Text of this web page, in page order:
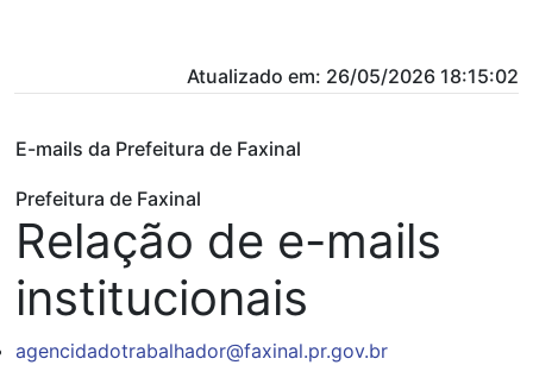
Atualizado em: 26/05/2026 18:15:02
E-mails da Prefeitura de Faxinal
Prefeitura de Faxinal
Relação de e-mails
institucionais
agencidadotrabalhador@faxinal.pr.gov.br